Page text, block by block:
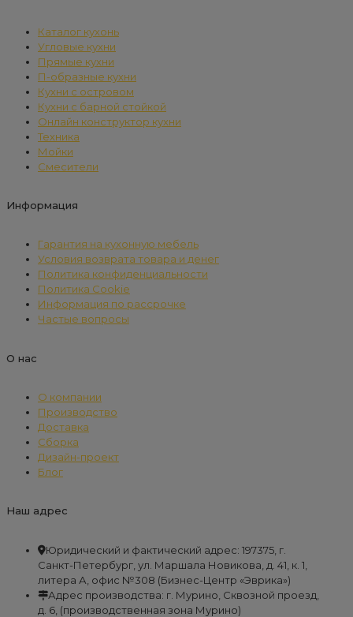
Каталог кухонь
Угловые кухни
Прямые кухни
П-образные кухни
Кухни с островом
Кухни с барной стойкой
Онлайн конструктор кухни
Техника
Мойки
Смесители
Информация
Гарантия на кухонную мебель
Условия возврата товара и денег
Политика конфиденциальности
Политика Cookie
Информация по рассрочке
Частые вопросы
О нас
О компании
Производство
Доставка
Сборка
Дизайн-проект
Блог
Наш адрес
Юридический и фактический адрес: 197375, г.
Санкт-Петербург, ул. Маршала Новикова, д. 41, к. 1,
литера А, офис №308 (Бизнес-Центр «Эврика»)
Адрес производства: г. Мурино, Сквозной проезд,
д. 6, (производственная зона Мурино)